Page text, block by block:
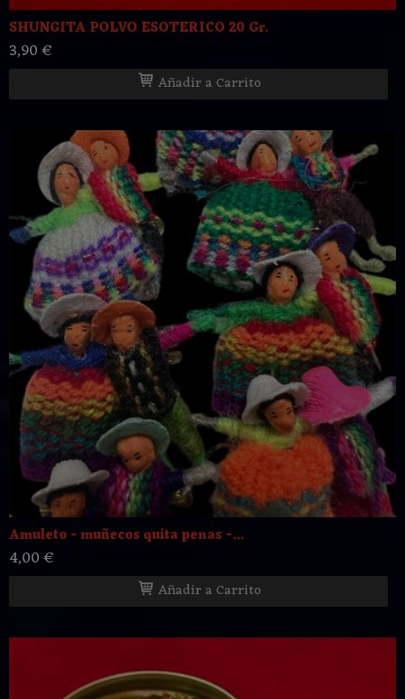
SHUNGITA POLVO ESOTERICO 20 Gr.
3,90 €
Añadir a Carrito
Amuleto - muñecos quita penas -...
4,00 €
Añadir a Carrito